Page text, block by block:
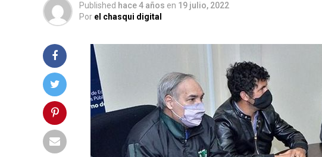
Published hace 4 años en 19 julio, 2022
Por el chasqui digital